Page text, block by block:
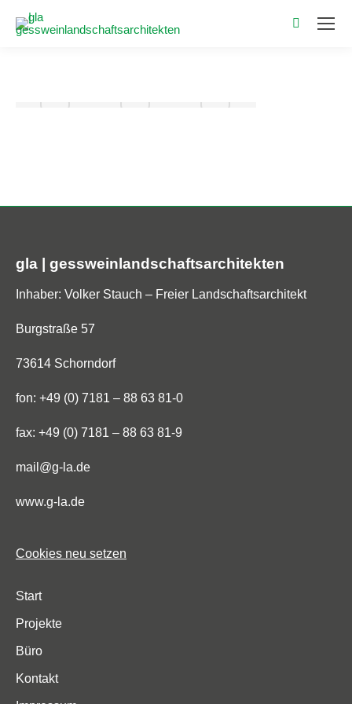
Search:
gla | gessweinlandschaftsarchitekten
Inhaber: Volker Stauch – Freier Landschaftsarchitekt
Burgstraße 57
73614 Schorndorf
fon: +49 (0) 7181 – 88 63 81-0
fax: +49 (0) 7181 – 88 63 81-9
mail@g-la.de
www.g-la.de
Cookies neu setzen
Start
Projekte
Büro
Kontakt